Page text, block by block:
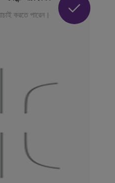
করতে পারেন।